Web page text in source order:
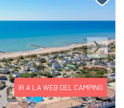
Next
IR A LA WEB DEL CAMPING